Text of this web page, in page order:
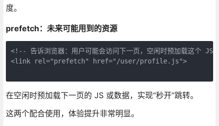
度。
prefetch：未来可能用到的资源
<!-- 告诉浏览器：用户可能会访问下一页，空闲时预加载这个 JS
<link rel="prefetch" href="/user/profile.js">
在空闲时预加载下一页的 JS 或数据，实现“秒开”跳转。
这两个配合使用，体验提升非常明显。